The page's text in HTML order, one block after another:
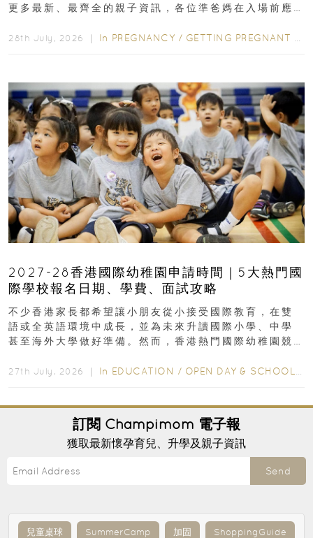
更多最新、最齊全的親子資訊，各位準爸媽在入場前應
28th July, 2026 ｜ In PREGNANCY / GETTING PREGNANT
2027-28香港國際幼稚園申請時間｜5大熱門國
際學校報名日期、學費、面試攻略
不少香港家長都希望讓小朋友從小接受國際教育，在雙
語或全英語環境中成長，並為未來升讀國際小學、中學
甚至海外大學做好準備。然而，香港熱門國際幼稚園競
27th July, 2026 ｜ In EDUCATION / OPEN DAY & SCHOOL EVENTS
訂閱 Champimom 電子報
獲取最新懷孕育兒、升學及親子資訊
Send
兒童桌球 SummerCamp 加固 ShoppingGuide